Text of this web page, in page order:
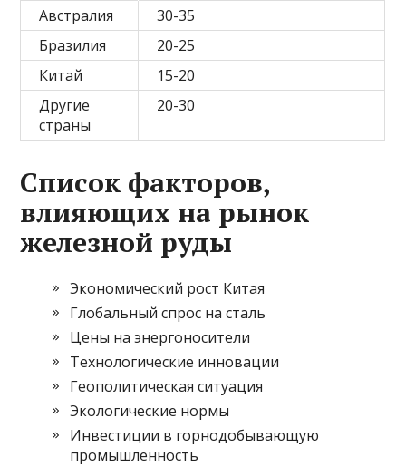
Австралия
30-35
Бразилия
20-25
Китай
15-20
Другие
страны
20-30
Список факторов,
влияющих на рынок
железной руды
Экономический рост Китая
Глобальный спрос на сталь
Цены на энергоносители
Технологические инновации
Геополитическая ситуация
Экологические нормы
Инвестиции в горнодобывающую
промышленность